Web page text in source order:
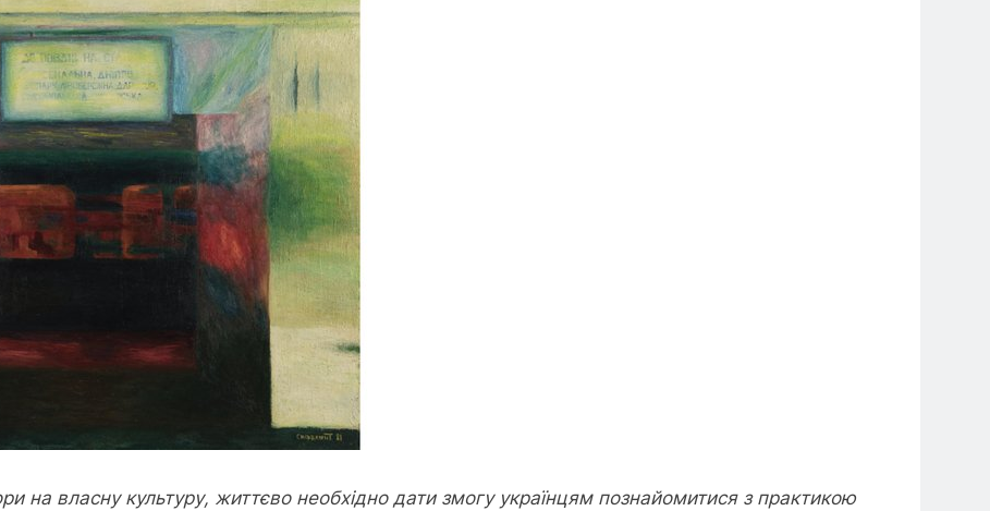
на власну культуру, життєво необхідно дати змогу українцям познайомитися з практикою